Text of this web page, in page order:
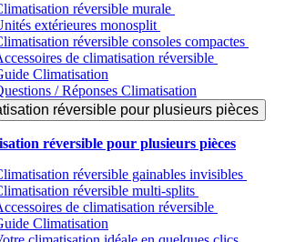
réversible murale
extérieures monosplit
réversible consoles compactes
de climatisation réversible
Climatisation
/ Réponses Climatisation
réversible pour plusieurs pièces
réversible pour plusieurs pièces
réversible gainables invisibles
réversible multi-splits
de climatisation réversible
Climatisation